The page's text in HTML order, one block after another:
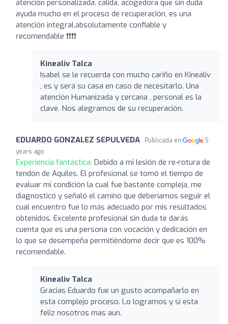
atención personalizada, calida, acogedora que sin duda
ayuda mucho en el proceso de recuperación, es una
atención integral,absolutamente confiable y
recomendable ❗❗❗❗
Kinealiv Talca
Isabel se le recuerda con mucho cariño en Kinealiv
, es y será su casa en caso de necesitarlo. Una
atención Humanizada y cercana , personal es la
clave. Nos alegramos de su recuperación.
EDUARDO GONZALEZ SEPULVEDA Publicada en
5
years ago
Experiencia fantástica: Debido a mi lesión de re-rotura de
tendón de Aquiles. El profesional se tomó el tiempo de
evaluar mi condición la cual fue bastante compleja, me
diagnosticó y señaló el camino que deberíamos seguir el
cual encuentro fue lo más adecuado por mis resultados
obtenidos. Excelente profesional sin duda te darás
cuenta que es una persona con vocación y dedicación en
lo que se desempeña permitiéndome decir que es 100%
recomendable.
Kinealiv Talca
Gracias Eduardo fue un gusto acompañarlo en
esta complejo proceso. Lo logramos y si esta
feliz nosotros mas aun.